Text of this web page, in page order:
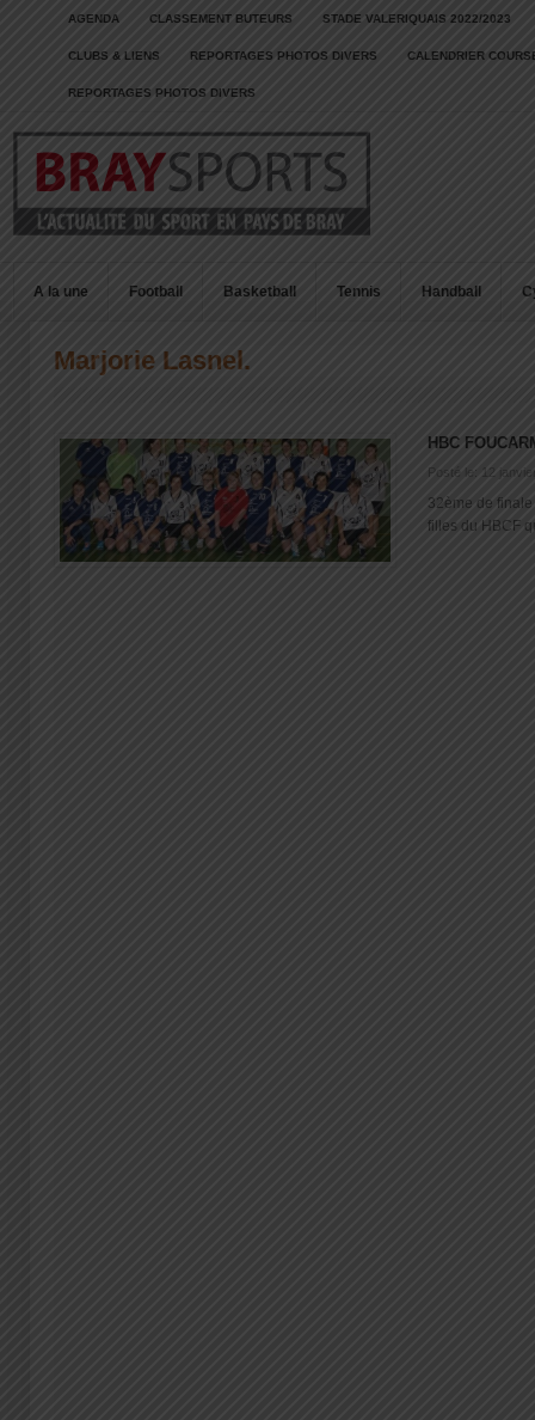
AGENDA CLASSEMENT BUTEURS STADE VALERIQUAIS 2022/2023
CLUBS & LIENS REPORTAGES PHOTOS DIVERS CALENDRIER
REPORTAGES PHOTOS DIVERS
A la une Football Basketball Tennis Handball
Marjorie Lasnel.
HBC
Posté le: 12
32ème de
filles du HBCF